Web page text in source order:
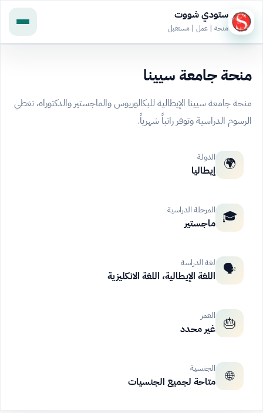
ستودي شووت
منحة | عمل | مستقبل
منحة جامعة سيينا
منحة جامعة سيينا الإيطالية للبكالوريوس والماجستير والدكتوراه، تغطي
الرسوم الدراسية وتوفر راتباً شهرياً.
🌍 الدولة
إيطاليا
🎓 المرحلة الدراسية
ماجستير
🗣️ لغة الدراسة
اللغة الإيطالية، اللغة الانكليزية
🎂 العمر
غير محدد
🌐 الجنسية
متاحة لجميع الجنسيات